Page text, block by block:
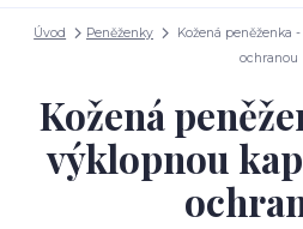
Úvod Peněženky
Kožená peněženka
ochranou
Kožená
výklopnou